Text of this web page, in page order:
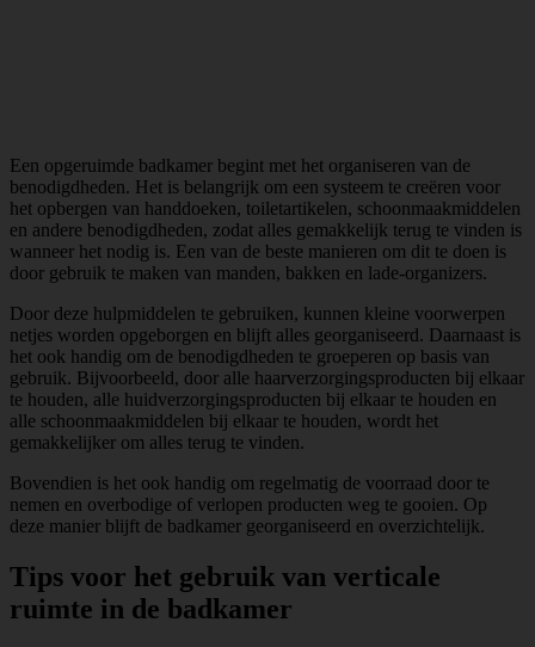
Een opgeruimde badkamer begint met het organiseren van de
benodigdheden. Het is belangrijk om een systeem te creëren voor
het opbergen van handdoeken, toiletartikelen, schoonmaakmiddelen
en andere benodigdheden, zodat alles gemakkelijk terug te vinden is
wanneer het nodig is. Een van de beste manieren om dit te doen is
door gebruik te maken van manden, bakken en lade-organizers.
Door deze hulpmiddelen te gebruiken, kunnen kleine voorwerpen
netjes worden opgeborgen en blijft alles georganiseerd. Daarnaast is
het ook handig om de benodigdheden te groeperen op basis van
gebruik. Bijvoorbeeld, door alle haarverzorgingsproducten bij elkaar
te houden, alle huidverzorgingsproducten bij elkaar te houden en
alle schoonmaakmiddelen bij elkaar te houden, wordt het
gemakkelijker om alles terug te vinden.
Bovendien is het ook handig om regelmatig de voorraad door te
nemen en overbodige of verlopen producten weg te gooien. Op
deze manier blijft de badkamer georganiseerd en overzichtelijk.
Tips voor het gebruik van verticale
ruimte in de badkamer